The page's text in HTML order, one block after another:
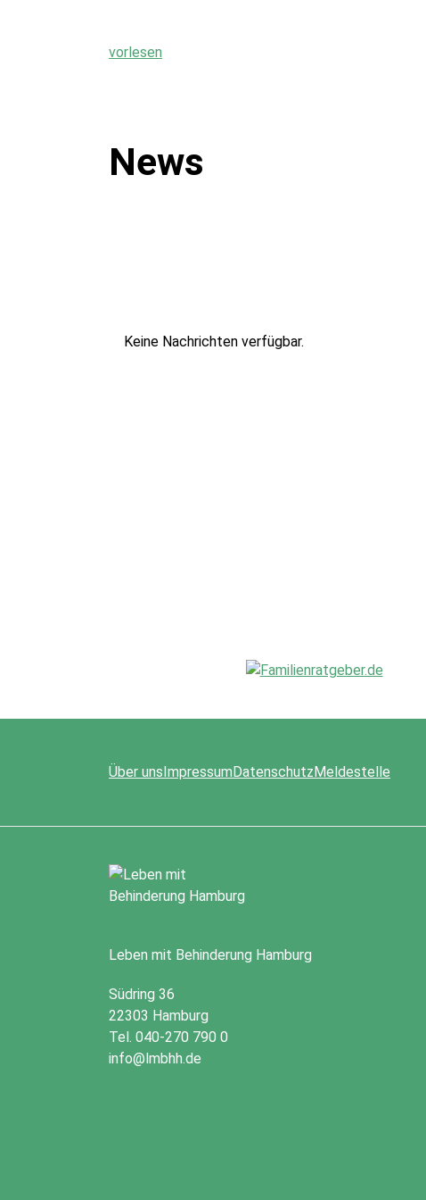
vorlesen
News
Keine Nachrichten verfügbar.
Über unsImpressumDatenschutzMeldestelle
Leben mit Behinderung Hamburg
Südring 36
22303 Hamburg
Tel. 040-270 790 0
info@lmbhh.de